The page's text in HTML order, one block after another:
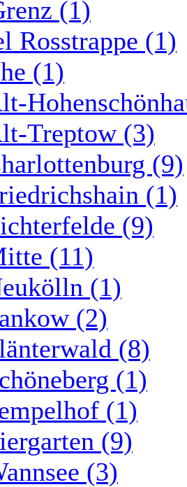
(1)
Rosstrappe (1)
(1)
Treptow (3)
(9)
(1)
(9)
(11)
(1)
(2)
(8)
(1)
(1)
(9)
(3)